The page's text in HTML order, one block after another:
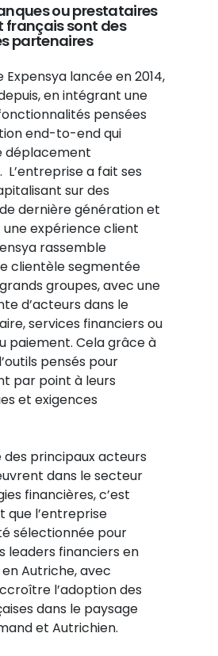
ou prestataires
français sont des
partenaires
lancée en 2014,
en intégrant une
pensées
end-to-end qui
déplacement
L’entreprise a fait ses
sur des
dernière génération et
expérience client
rassemble
clientèle segmentée
groupes, avec une
d’acteurs dans le
services financiers ou
paiement. Cela grâce à
pensés pour
par point à leurs
et exigences
des principaux acteurs
dans le secteur
financières, c’est
que l’entreprise
sélectionnée pour
leaders financiers en
Autriche, avec
l’adoption des
dans le paysage
et Autrichien.